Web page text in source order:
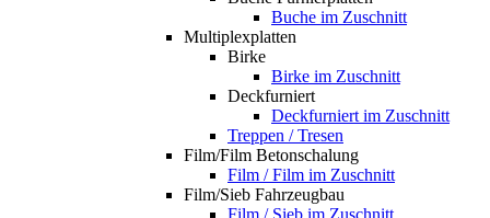
Buche im Zuschnitt
Multiplexplatten
Birke
Birke im Zuschnitt
Deckfurniert
Deckfurniert im Zuschnitt
Treppen / Tresen
Film/Film Betonschalung
Film / Film im Zuschnitt
Film/Sieb Fahrzeugbau
Film / Sieb im Zuschnitt